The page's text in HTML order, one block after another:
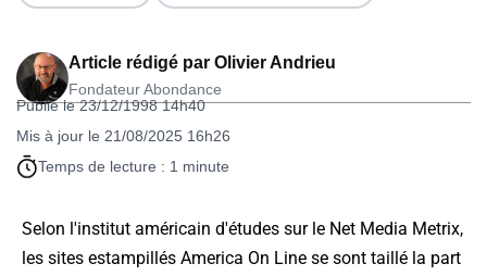
Article rédigé par Olivier Andrieu
Fondateur Abondance
Publié le 23/12/1998 14h40
Mis à jour le 21/08/2025 16h26
Temps de lecture : 1 minute
Selon l'institut américain d'études sur le Net Media Metrix,
les sites estampillés America On Line se sont taillé la part